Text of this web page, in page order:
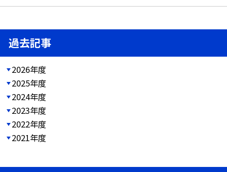
過去記事
2026年度
2025年度
2024年度
2023年度
2022年度
2021年度